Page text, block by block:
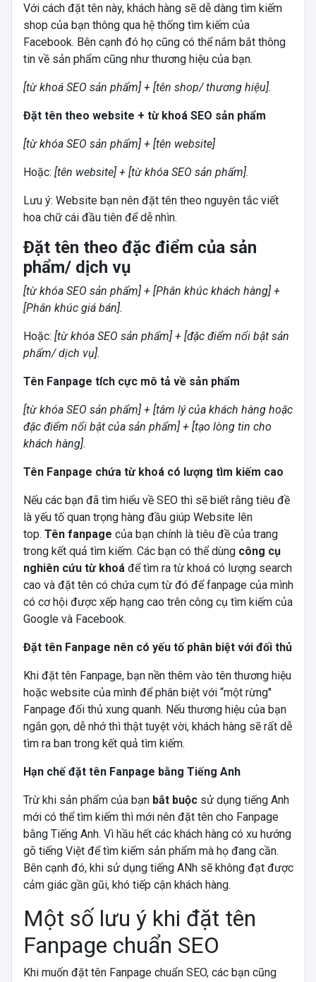
Với cách đặt tên này, khách hàng sẽ dễ dàng tìm kiếm
shop của bạn thông qua hệ thống tìm kiếm của
Facebook. Bên cạnh đó họ cũng có thể nắm bắt thông
tin về sản phẩm cũng như thương hiệu của bạn.
[từ khoá SEO sản phẩm] + [tên shop/ thương hiệu].
Đặt tên theo website + từ khoá SEO sản phẩm
[từ khóa SEO sản phẩm] + [tên website]
Hoặc: [tên website] + [từ khóa SEO sản phẩm].
Lưu ý: Website bạn nên đặt tên theo nguyên tắc viết
hoa chữ cái đầu tiên để dễ nhìn.
Đặt tên theo đặc điểm của sản
phẩm/ dịch vụ
[từ khóa SEO sản phẩm] + [Phân khúc khách hàng] +
[Phân khúc giá bán].
Hoặc: [từ khóa SEO sản phẩm] + [đặc điểm nổi bật sản
phẩm/ dịch vụ].
Tên Fanpage tích cực mô tả về sản phẩm
[từ khóa SEO sản phẩm] + [tâm lý của khách hàng hoặc
đặc điểm nổi bật của sản phẩm] + [tạo lòng tin cho
khách hàng].
Tên Fanpage chứa từ khoá có lượng tìm kiếm cao
Nếu các bạn đã tìm hiểu về SEO thì sẽ biết rằng tiêu đề
là yếu tố quan trọng hàng đầu giúp Website lên
top. Tên fanpage của bạn chính là tiêu đề của trang
trong kết quả tìm kiếm. Các bạn có thể dùng công cụ
nghiên cứu từ khoáđể tìm ra từ khoá có lượng search
cao và đặt tên có chứa cụm từ đó để fanpage của mình
có cơ hội được xếp hạng cao trên công cụ tìm kiếm của
Google và Facebook.
Đặt tên Fanpage nên có yếu tố phân biệt với đối thủ
Khi đặt tên Fanpage, bạn nền thêm vào tên thương hiệu
hoặc website của mình để phân biệt với “một rừng"
Fanpage đối thủ xung quanh. Nếu thương hiệu của bạn
ngắn gọn, dễ nhớ thì thật tuyệt vời, khách hàng sẽ rất dễ
tìm ra ban trong kết quả tìm kiếm.
Hạn chế đặt tên Fanpage bằng Tiếng Anh
Trừ khi sản phẩm của bạn bắt buộcsử dụng tiếng Anh
mới có thể tìm kiếm thì mới nên đặt tên cho Fanpage
bằng Tiếng Anh. Vì hầu hết các khách hàng có xu hướng
gõ tiếng Việt để tìm kiếm sản phẩm mà họ đang cần.
Bên cạnh đó, khi sử dụng tiếng ANh sẽ không đạt được
cảm giác gần gũi, khó tiếp cận khách hàng.
Một số lưu ý khi đặt tên
Fanpage chuẩn SEO
Khi muốn đặt tên Fanpage chuẩn SEO, các bạn cũng